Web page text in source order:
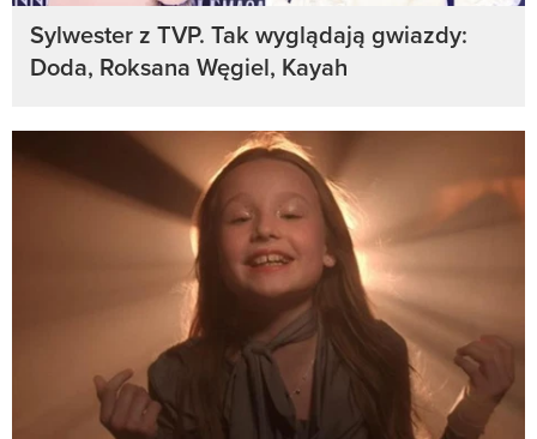
Sylwester z TVP. Tak wyglądają gwiazdy:
Doda, Roksana Węgiel, Kayah